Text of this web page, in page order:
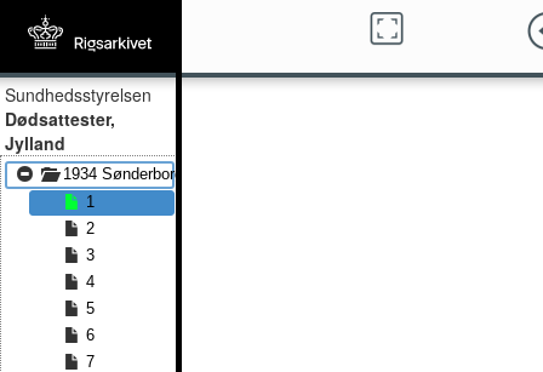
Sundhedsstyrelsen
Dødsattester,
Jylland
1934 Sønderborg Land
1
2
3
4
5
6
7